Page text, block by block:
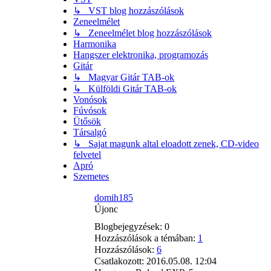
domih185
Újonc
Blogbejegyzések: 0
Hozzászólások a témában: 1
Hozzászólások: 6
Csatlakozott: 2016.05.08. 12:04
↳ VST blog hozzászólások
Zeneelmélet
↳ Zeneelmélet blog hozzászólások
Harmonika
Hangszer elektronika, programozás
Gitár
↳ Magyar Gitár TAB-ok
↳ Külföldi Gitár TAB-ok
Vonósok
Fúvósok
Ütősök
Társalgó
↳ Sajat magunk altal eloadott zenek, CD-video
felvetel
Apró
Szemetes